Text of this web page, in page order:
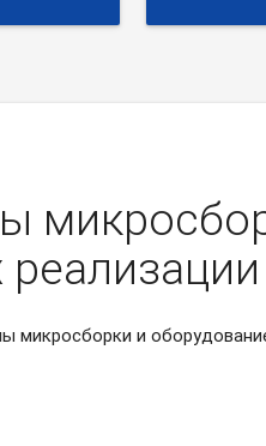
микросборки и